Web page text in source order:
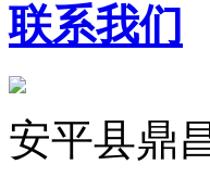
联系我们
安平县鼎